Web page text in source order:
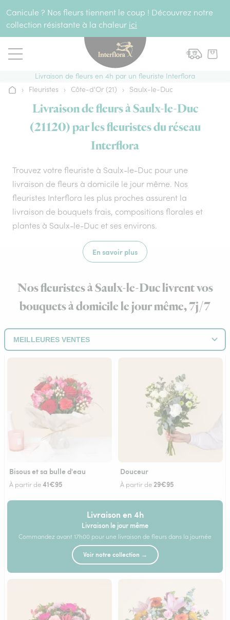
Canicule ? Nos fleurs tiennent le coup ! Découvrez notre
collection résistante à la chaleur ici
Livraison de fleurs en 4h par un fleuriste Interflora
Accueil
› Fleuristes › Côte-d'Or (21) › Saulx-le-Duc
Livraison de fleurs à Saulx-le-Duc
(21120) par les fleuristes du réseau
Interflora
Trouvez votre fleuriste à Saulx-le-Duc pour une
livraison de fleurs à domicile le jour même. Nos
fleuristes Interflora les plus proches assurent la
livraison de bouquets frais, compositions florales et
plantes à Saulx-le-Duc et ses environs.
En savoir plus
Nos fleuristes à Saulx-le-Duc livrent vos
bouquets à domicile le jour même, 7j/7
Bisous et sa bulle d'eau
À partir de41€95
Douceur
À partir de29€95
Livraison en 4h
Livraison le jour même
Commandez avant 17h00 pour une livraison de fleurs dans la journée
Voir notre collection →